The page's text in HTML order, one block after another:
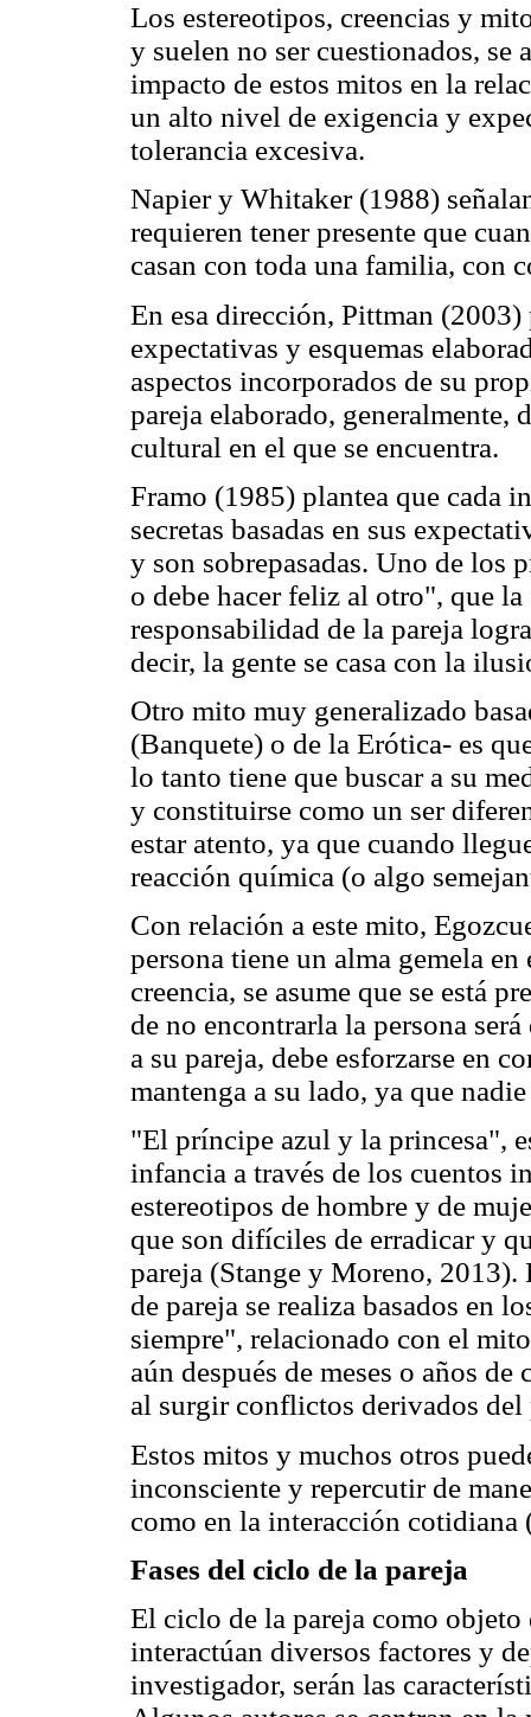
Los estereotipos, creencias y
y suelen no ser cuestionados, se
impacto de estos mitos en la
un alto nivel de exigencia y
tolerancia excesiva.
Napier y Whitaker (1988)
requieren tener presente que
casan con toda una familia, con
En esa dirección, Pittman (2003)
expectativas y esquemas
aspectos incorporados de su
pareja elaborado, generalmente,
cultural en el que se encuentra.
Framo (1985) plantea que cada
secretas basadas en sus
y son sobrepasadas. Uno de los
o debe hacer feliz al otro", que
responsabilidad de la pareja
decir, la gente se casa con la
Otro mito muy generalizado
(Banquete) o de la Erótica- es
lo tanto tiene que buscar a su
y constituirse como un ser
estar atento, ya que cuando
reacción química (o algo
Con relación a este mito,
persona tiene un alma gemela
creencia, se asume que se está
de no encontrarla la persona
a su pareja, debe esforzarse en
mantenga a su lado, ya que
"El príncipe azul y la princesa",
infancia a través de los cuentos
estereotipos de hombre y de
que son difíciles de erradicar y
pareja (Stange y Moreno, 2013).
de pareja se realiza basados en
siempre", relacionado con el
aún después de meses o años
al surgir conflictos derivados del
Estos mitos y muchos otros
inconsciente y repercutir de
como en la interacción cotidiana
Fases del ciclo de la pareja
El ciclo de la pareja como
interactúan diversos factores y
investigador, serán las